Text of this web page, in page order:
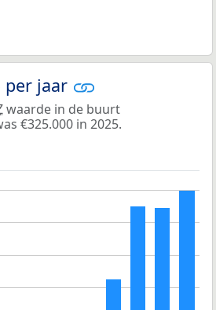
per jaar
waarde in de buurt
€325.000 in 2025.